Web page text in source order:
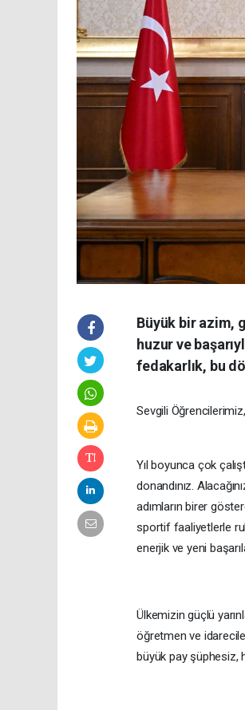
Büyük bir azim,
huzur ve
fedakarlık, bu
Sevgili Öğrencilerimiz,
Yıl boyunca çok
donandınız.
adımların birer
sportif faaliyetlerle
enerjik ve yeni
Ülkemizin güçlü
öğretmen ve
büyük pay şüphesiz,